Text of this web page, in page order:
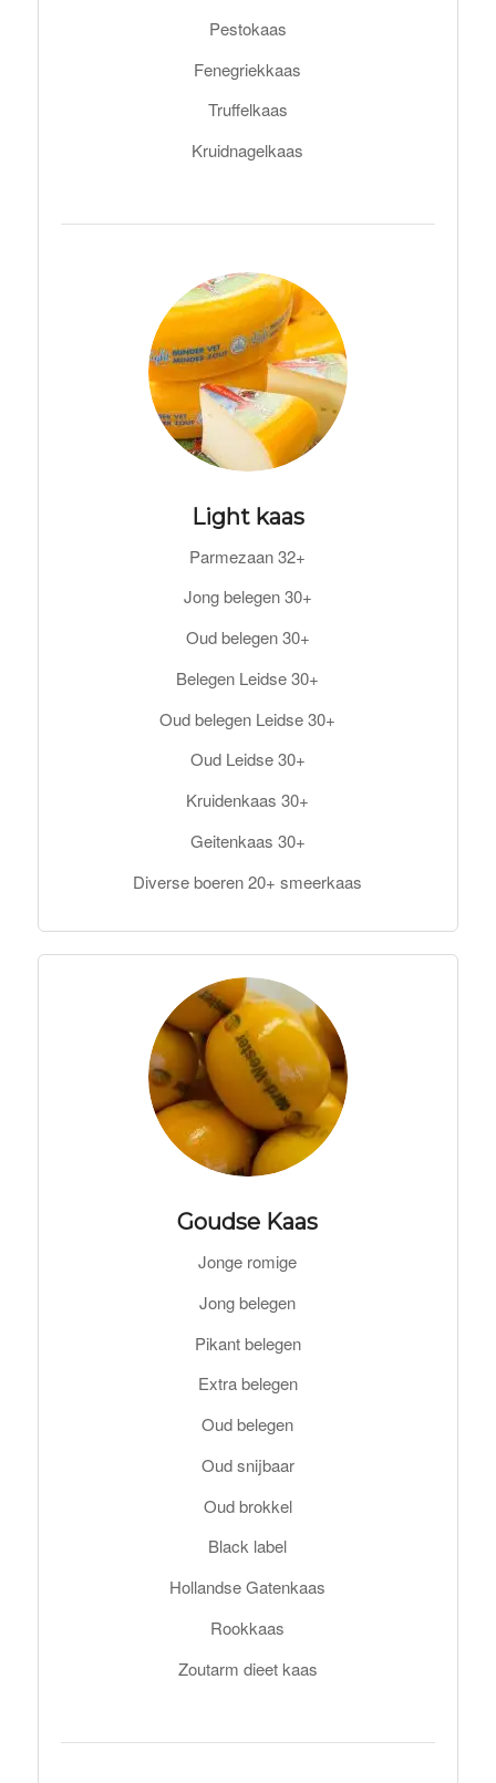
Pestokaas
Fenegriekkaas
Truffelkaas
Kruidnagelkaas
Light kaas
Parmezaan 32+
Jong belegen 30+
Oud belegen 30+
Belegen Leidse 30+
Oud belegen Leidse 30+
Oud Leidse 30+
Kruidenkaas 30+
Geitenkaas 30+
Diverse boeren 20+ smeerkaas
Goudse Kaas
Jonge romige
Jong belegen
Pikant belegen
Extra belegen
Oud belegen
Oud snijbaar
Oud brokkel
Black label
Hollandse Gatenkaas
Rookkaas
Zoutarm dieet kaas